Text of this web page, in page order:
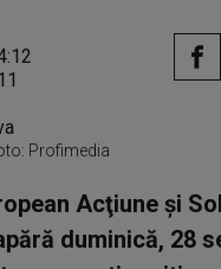
Profimedia
Acţiune şi
duminică, 28